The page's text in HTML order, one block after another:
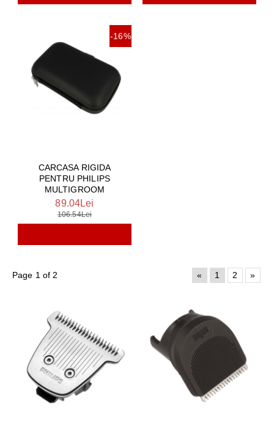
-16%
CARCASA RIGIDA
PENTRU PHILIPS
MULTIGROOM
89.04Lei
106.54Lei
Page 1 of 2 « 1 2 »